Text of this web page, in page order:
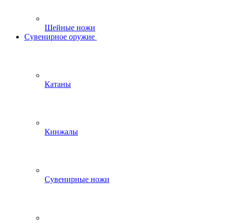
Шейные ножи
Сувенирное оружие
Катаны
Кинжалы
Сувенирные ножи